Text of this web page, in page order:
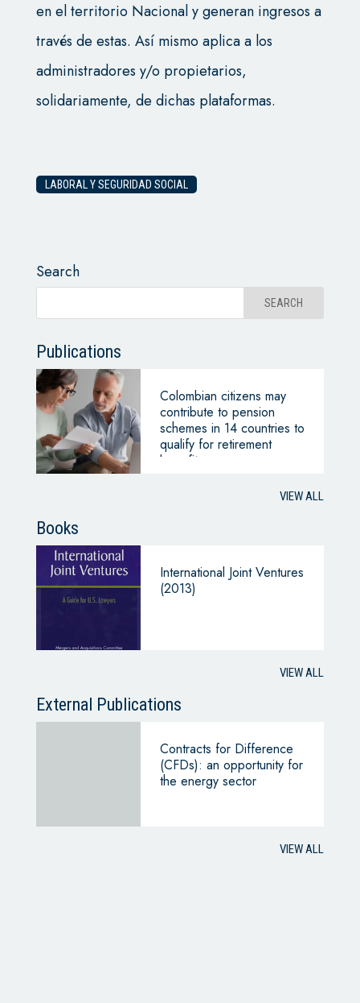
en el territorio Nacional y generan ingresos a
través de estas. Así mismo aplica a los
administradores y/o propietarios,
solidariamente, de dichas plataformas.
LABORAL Y SEGURIDAD SOCIAL
Search
Publications
Colombian citizens may
contribute to pension
schemes in 14 countries to
qualify for retirement
benefits
VIEW ALL
Books
International Joint Ventures
(2013)
VIEW ALL
External Publications
Contracts for Difference
(CFDs): an opportunity for
the energy sector
VIEW ALL